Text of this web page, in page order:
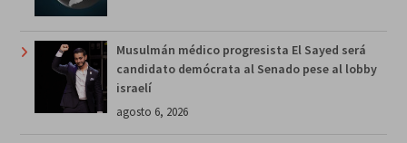
Musulmán médico progresista El Sayed será
candidato demócrata al Senado pese al lobby
israelí
agosto 6, 2026